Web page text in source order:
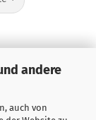
andere
auch von